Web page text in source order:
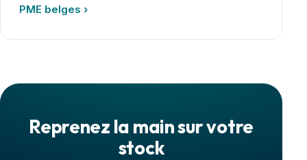
PME belges ›
Reprenez la main sur votre
stock